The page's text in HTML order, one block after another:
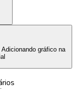
gráfico na